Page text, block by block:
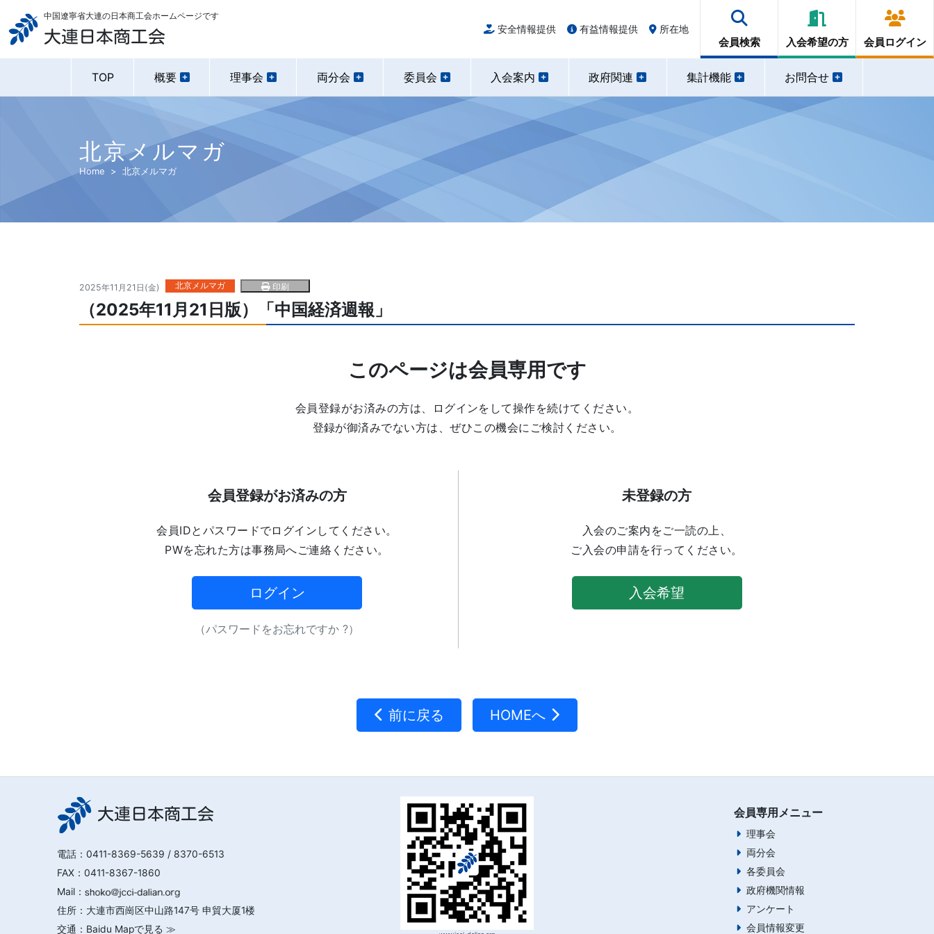
大連日本商工会
中国遼寧省大連の日本商工会ホームページです
安全情報提供 有益情報提供 所在地
会員検索 入会希望の方 会員ログイン
TOP 概要 理事会 両分会 委員会 入会案内 政府関連 集計機能 お問合せ
北京メルマガ
Home 北京メルマガ
2025年11月21日(金) 北京メルマガ 印刷
（2025年11月21日版）「中国経済週報」
このページは会員専用です
会員登録がお済みの方は、ログインをして操作を続けてください。
登録が御済みでない方は、ぜひこの機会にご検討ください。
会員登録がお済みの方
会員IDとパスワードでログインしてください。
PWを忘れた方は事務局へご連絡ください。
ログイン
（パスワードをお忘れですか ?）
未登録の方
入会のご案内をご一読の上、
ご入会の申請を行ってください。
入会希望
前に戻る HOMEへ
大連日本商工会
電話： 0411-8369-5639 / 8370-6513
FAX：0411-8367-1860
Mail：
住所：大連市西崗区中山路147号 申貿大厦1楼
交通： Baidu Mapで見る ≫
会員専用メニュー
理事会
両分会
各委員会
政府機関情報
アンケート
会員情報変更